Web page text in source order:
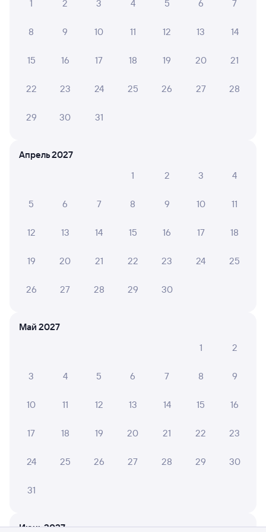
1
2 3 4 5 6 7
8 9 10 11 12 13 14
15 16 17 18 19 20 21
22 23 24 25 26 27 28
29 30 31
Апрель 2027
1
2 3 4
5 6 7 8 9 10 11
12 13 14 15 16 17 18
19 20 21 22 23 24 25
26 27 28 29 30
Май 2027
1
2
3 4 5 6 7 8 9
10 11 12 13 14 15 16
17 18 19 20 21 22 23
24 25 26 27 28 29 30
31
Июнь 2027